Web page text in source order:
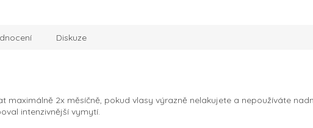
Diskuze
maximálně 2x měsíčně, pokud vlasy výrazně nelakujete a nepoužíváte
intenzivnější vymytí.